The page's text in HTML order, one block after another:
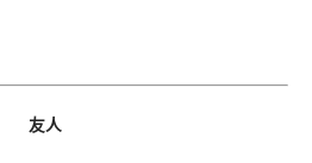
友人